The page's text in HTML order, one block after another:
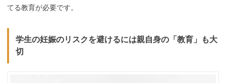
てる教育が必要です。
学生の妊娠のリスクを避けるには親自身の「教育」も大
切